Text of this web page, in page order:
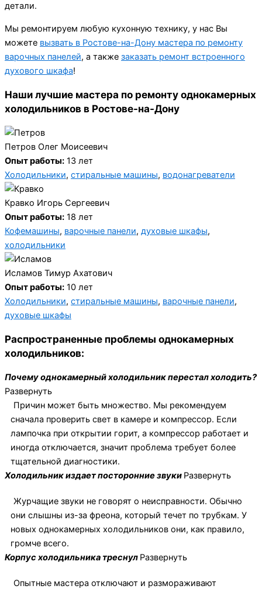
детали.
Мы ремонтируем любую кухонную технику, у нас Вы
можете вызвать в Ростове-на-Дону мастера по ремонту
варочных панелей, а также заказать ремонт встроенного
духового шкафа!
Наши лучшие мастера по ремонту однокамерных
холодильников в Ростове-на-Дону
Петров Олег Моисеевич
Опыт работы: 13 лет
Холодильники, стиральные машины, водонагреватели
Кравко Игорь Сергеевич
Опыт работы: 18 лет
Кофемашины, варочные панели, духовые шкафы,
холодильники
Исламов Тимур Ахатович
Опыт работы: 10 лет
Холодильники, стиральные машины, варочные панели,
духовые шкафы
Распространенные проблемы однокамерных
холодильников:
Почему однокамерный холодильник перестал холодить?
Развернуть
Причин может быть множество. Мы рекомендуем
сначала проверить свет в камере и компрессор. Если
лампочка при открытии горит, а компрессор работает и
иногда отключается, значит проблема требует более
тщательной диагностики.
Холодильник издает посторонние звуки Развернуть
Журчащие звуки не говорят о неисправности. Обычно
они слышны из-за фреона, который течет по трубкам. У
новых однокамерных холодильников они, как правило,
громче всего.
Корпус холодильника треснул Развернуть
Опытные мастера отключают и размораживают